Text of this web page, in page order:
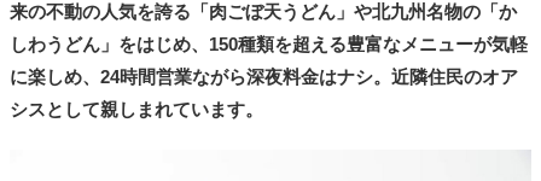
来の不動の人気を誇る「肉ごぼ天うどん」や北九州名物の「か
しわうどん」をはじめ、150種類を超える豊富なメニューが気軽
に楽しめ、24時間営業ながら深夜料金はナシ。近隣住民のオア
シスとして親しまれています。